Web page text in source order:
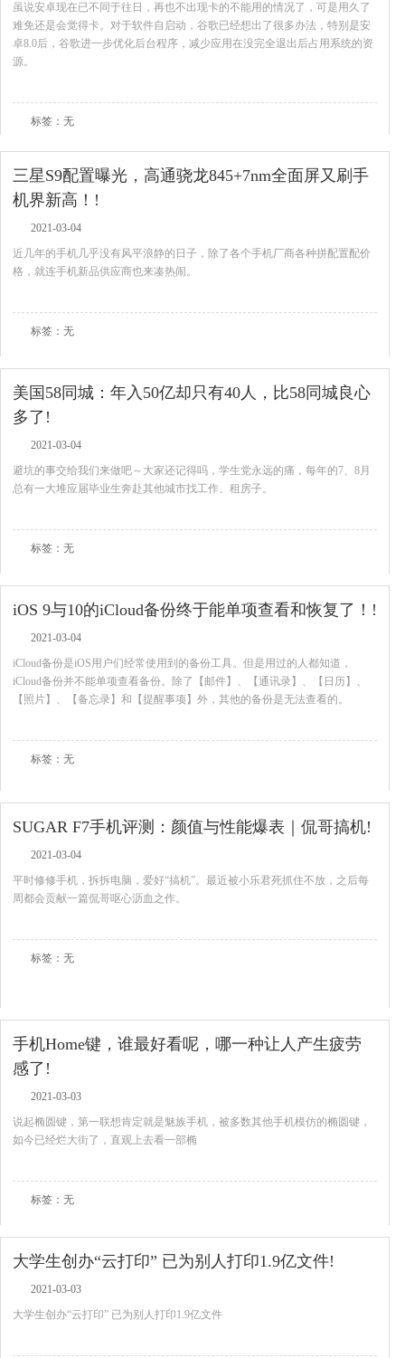
虽说安卓现在已不同于往日，再也不出现卡的不能用的情况了，可是用久了
难免还是会觉得卡。对于软件自启动，谷歌已经想出了很多办法，特别是安
卓8.0后，谷歌进一步优化后台程序，减少应用在没完全退出后占用系统的资
源。
标签：无
三星S9配置曝光，高通骁龙845+7nm全面屏又刷手
机界新高！!
2021-03-04
近几年的手机几乎没有风平浪静的日子，除了各个手机厂商各种拼配置配价
格，就连手机新品供应商也来凑热闹。
标签：无
美国58同城：年入50亿却只有40人，比58同城良心
多了!
2021-03-04
避坑的事交给我们来做吧～大家还记得吗，学生党永远的痛，每年的7、8月
总有一大堆应届毕业生奔赴其他城市找工作、租房子。
标签：无
iOS 9与10的iCloud备份终于能单项查看和恢复了！!
2021-03-04
iCloud备份是iOS用户们经常使用到的备份工具。但是用过的人都知道，
iCloud备份并不能单项查看备份。除了【邮件】、【通讯录】、【日历】、
【照片】、【备忘录】和【提醒事项】外，其他的备份是无法查看的。
标签：无
SUGAR F7手机评测：颜值与性能爆表｜侃哥搞机!
2021-03-04
平时修修手机，拆拆电脑，爱好“搞机”。最近被小乐君死抓住不放，之后每
周都会贡献一篇侃哥呕心沥血之作。
标签：无
手机Home键，谁最好看呢，哪一种让人产生疲劳
感了!
2021-03-03
说起椭圆键，第一联想肯定就是魅族手机，被多数其他手机模仿的椭圆键，
如今已经烂大街了，直观上去看一部椭
标签：无
大学生创办“云打印” 已为别人打印1.9亿文件!
2021-03-03
大学生创办“云打印” 已为别人打印1.9亿文件